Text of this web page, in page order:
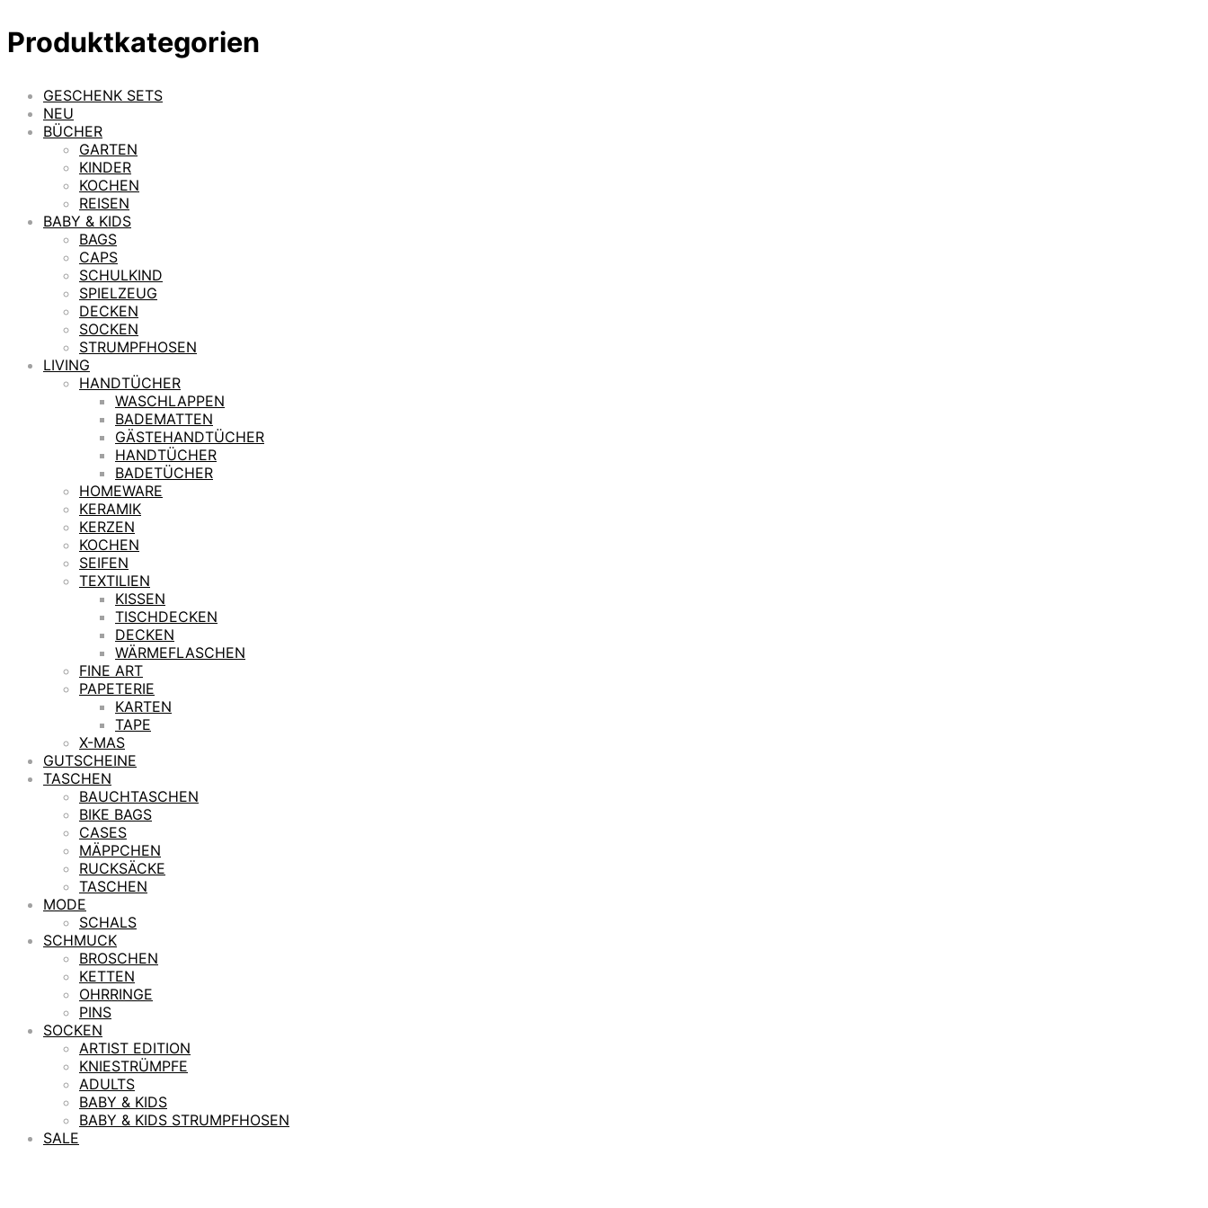
Produktkategorien
GESCHENK SETS
NEU
BÜCHER
GARTEN
KINDER
KOCHEN
REISEN
BABY & KIDS
BAGS
CAPS
SCHULKIND
SPIELZEUG
DECKEN
SOCKEN
STRUMPFHOSEN
LIVING
HANDTÜCHER
WASCHLAPPEN
BADEMATTEN
GÄSTEHANDTÜCHER
HANDTÜCHER
BADETÜCHER
HOMEWARE
KERAMIK
KERZEN
KOCHEN
SEIFEN
TEXTILIEN
KISSEN
TISCHDECKEN
DECKEN
WÄRMEFLASCHEN
FINE ART
PAPETERIE
KARTEN
TAPE
X-MAS
GUTSCHEINE
TASCHEN
BAUCHTASCHEN
BIKE BAGS
CASES
MÄPPCHEN
RUCKSÄCKE
TASCHEN
MODE
SCHALS
SCHMUCK
BROSCHEN
KETTEN
OHRRINGE
PINS
SOCKEN
ARTIST EDITION
KNIESTRÜMPFE
ADULTS
BABY & KIDS
BABY & KIDS STRUMPFHOSEN
SALE